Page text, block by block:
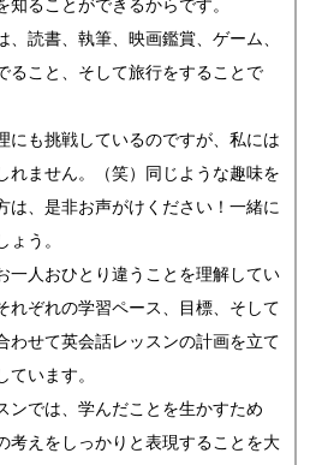
知ることができるからです。
、読書、執筆、映画鑑賞、ゲーム、
ること、そして旅行をすることで
にも挑戦しているのですが、私には
れません。（笑）同じような趣味を
は、是非お声がけください！一緒に
ょう。
一人おひとり違うことを理解してい
れぞれの学習ペース、目標、そして
わせて英会話レッスンの計画を立て
ています。
ンでは、学んだことを生かすため
考えをしっかりと表現することを大